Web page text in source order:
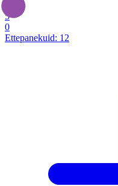
5
0
Ettepanekuid: 12